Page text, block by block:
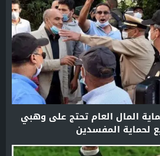
المال العام تحتج على وهبي
لحماية المفسدين